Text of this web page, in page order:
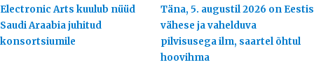
Electronic Arts kuulub nüüd
Saudi Araabia juhitud
konsortsiumile
Täna, 5. augustil 2026 on Eestis
vähese ja vahelduva
pilvisusega ilm, saartel õhtul
hoovihma